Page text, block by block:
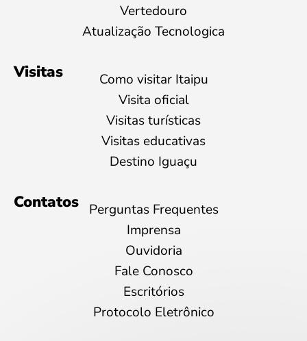
Vertedouro
Atualização Tecnologica
Visitas
Como visitar Itaipu
Visita oficial
Visitas turísticas
Visitas educativas
Destino Iguaçu
Contatos
Perguntas Frequentes
Imprensa
Ouvidoria
Fale Conosco
Escritórios
Protocolo Eletrônico